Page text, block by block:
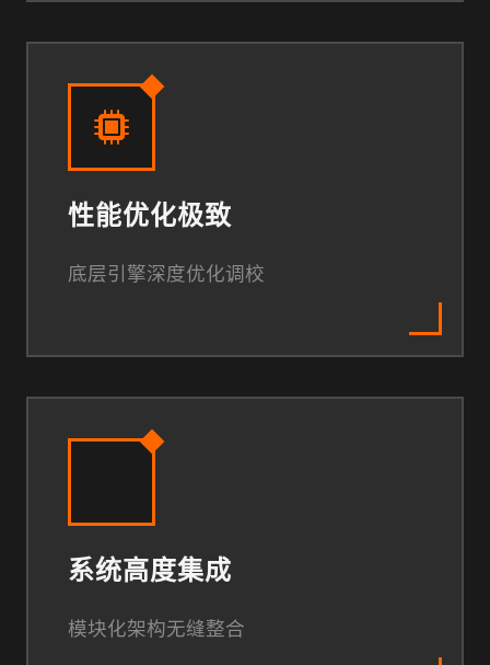
性能优化极致
底层引擎深度优化调校
系统高度集成
模块化架构无缝整合